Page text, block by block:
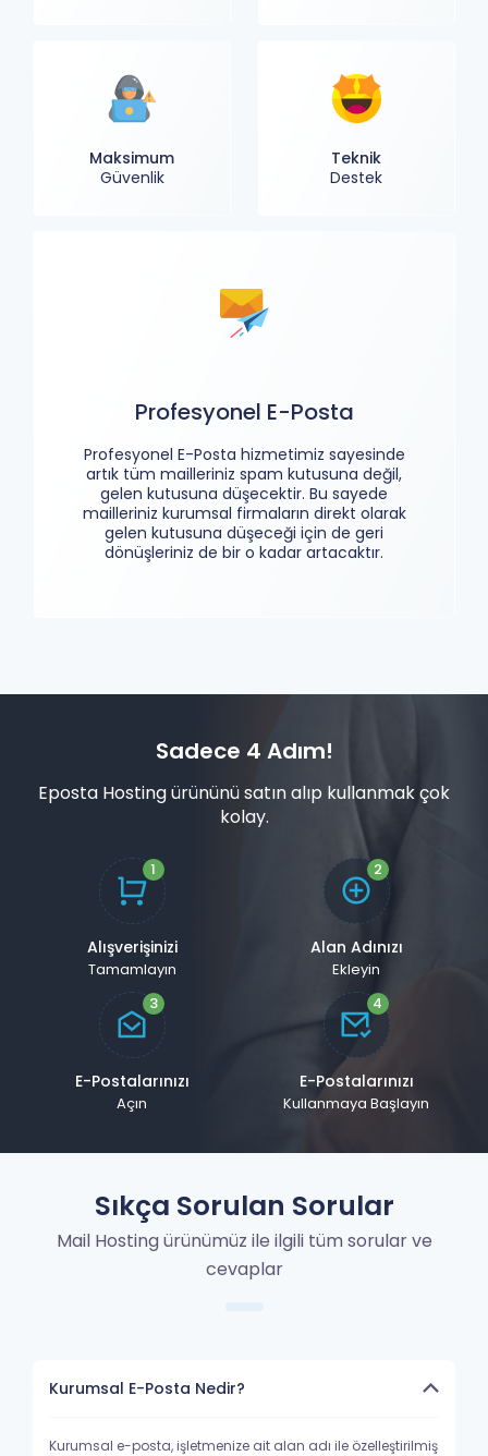
Maksimum
Güvenlik
Teknik
Destek
Profesyonel E-Posta
Profesyonel E-Posta hizmetimiz sayesinde
artık tüm mailleriniz spam kutusuna değil,
gelen kutusuna düşecektir. Bu sayede
mailleriniz kurumsal firmaların direkt olarak
gelen kutusuna düşeceği için de geri
dönüşleriniz de bir o kadar artacaktır.
Sadece 4 Adım!
Eposta Hosting ürününü satın alıp kullanmak çok
kolay.
Alışverişinizi
Tamamlayın
Alan Adınızı
Ekleyin
E-Postalarınızı
Açın
E-Postalarınızı
Kullanmaya Başlayın
Sıkça Sorulan Sorular
Mail Hosting ürünümüz ile ilgili tüm sorular ve
cevaplar
Kurumsal E-Posta Nedir?
Kurumsal e-posta, işletmenize ait alan adı ile özelleştirilmiş